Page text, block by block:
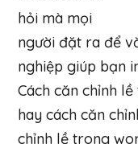
hỏi mà mọi
người đặt ra để
nghiệp giúp bạn
Cách căn chỉnh
hay cách căn
chỉnh lề trong